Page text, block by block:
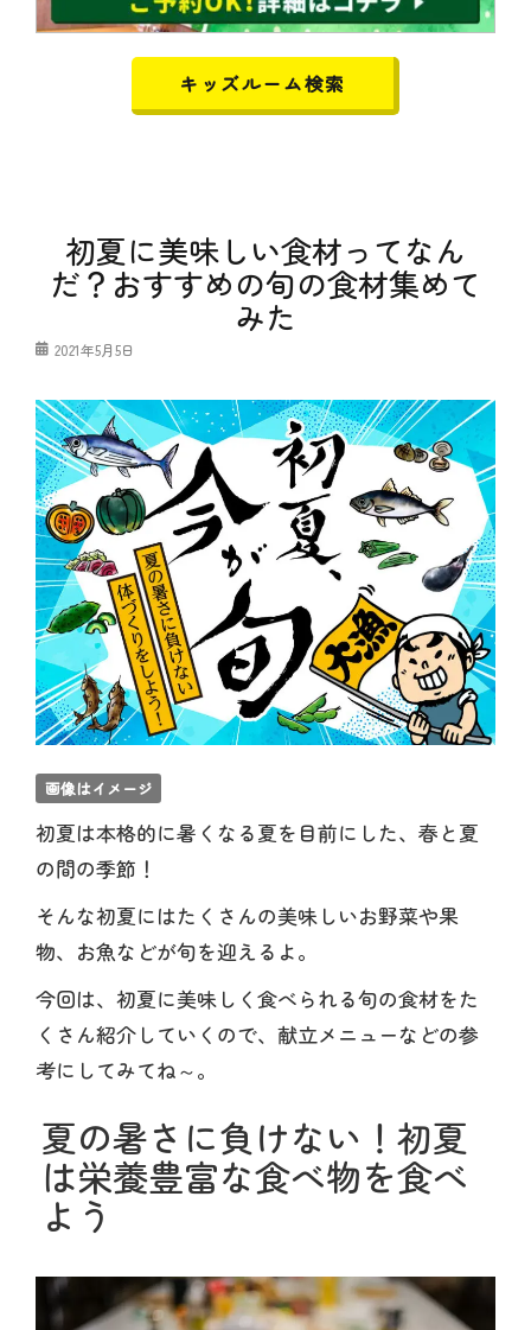
キッズルーム検索
初夏に美味しい食材ってなん
だ？おすすめの旬の食材集めて
みた
投 2021年5月5日
画像はイメージ
初夏は本格的に暑くなる夏を目前にした、春と夏
の間の季節！
そんな初夏にはたくさんの美味しいお野菜や果
物、お魚などが旬を迎えるよ。
今回は、初夏に美味しく食べられる旬の食材をた
くさん紹介していくので、献立メニューなどの参
考にしてみてね～。
夏の暑さに負けない！初夏
は栄養豊富な食べ物を食べ
よう